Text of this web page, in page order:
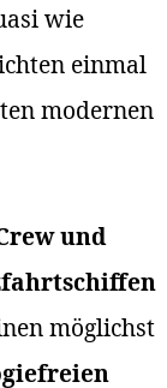
wie
einmal
modernen
und
möglichst